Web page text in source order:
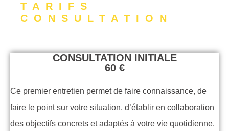
TARIFS
CONSULTATION
CONSULTATION INITIALE
60 €
Ce premier entretien permet de faire connaissance, de
faire le point sur votre situation, d’établir en collaboration
des objectifs concrets et adaptés à votre vie quotidienne.